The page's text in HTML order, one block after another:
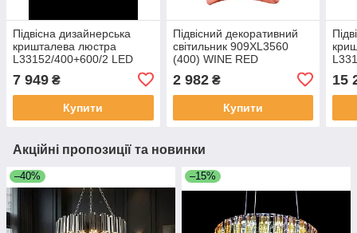
Підвісна дизайнерська
кришталева люстра
L33152/400+600/2 LED
7 949 ₴
Купити
Підвісний декоративний
світильник 909XL3560
(400) WINE RED
2 982₴
Купити
15
Акційні пропозиції та новинки
–40% –15%